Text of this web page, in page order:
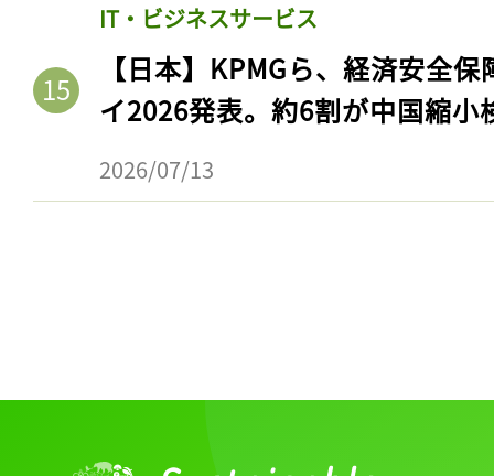
IT・ビジネスサービス
【日本】KPMGら、経済安全
イ2026発表。約6割が中国縮小
2026/07/13
会員登録